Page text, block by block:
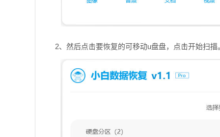
2、然后点击要恢复的可移动u盘盘，点击开始扫描